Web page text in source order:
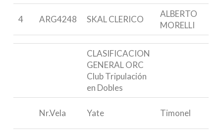
4 ARG4248 SKAL CLERICO
ALBERTO
MORELLI
CLASIFICACION
GENERAL ORC
Club Tripulación
en Dobles
Nr.Vela Yate Timonel